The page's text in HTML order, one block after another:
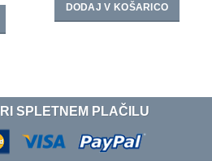
DODAJ V KOŠARICO
SPLETNEM PLAČILU